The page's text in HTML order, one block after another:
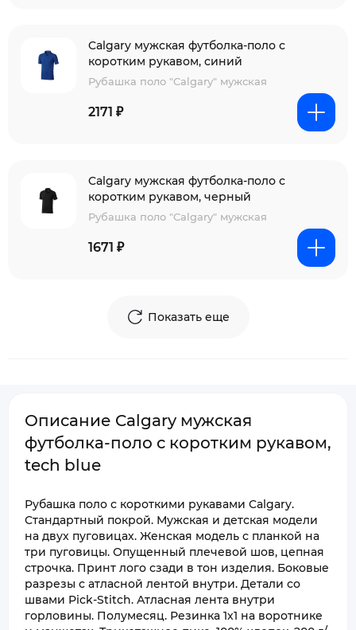
Calgary мужская футболка-поло с
коротким рукавом, синий
Рубашка поло "Calgary" мужская
2171 ₽
Calgary мужская футболка-поло с
коротким рукавом, черный
Рубашка поло "Calgary" мужская
1671 ₽
Показать еще
Описание Calgary мужская
футболка-поло с коротким рукавом,
tech blue
Рубашка поло с короткими рукавами Calgary.
Стандартный покрой. Мужская и детская модели
на двух пуговицах. Женская модель с планкой на
три пуговицы. Опущенный плечевой шов, цепная
строчка. Принт лого сзади в тон изделия. Боковые
разрезы с атласной лентой внутри. Детали со
швами Pick-Stitch. Атласная лента внутри
горловины. Полумесяц. Резинка 1х1 на воротнике